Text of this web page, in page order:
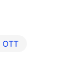
‌OTT